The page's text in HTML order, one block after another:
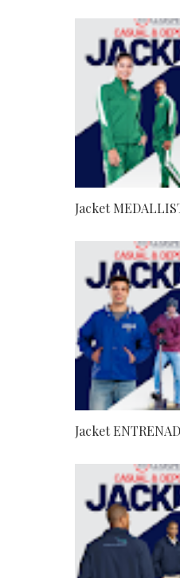
Jacket
Jacket